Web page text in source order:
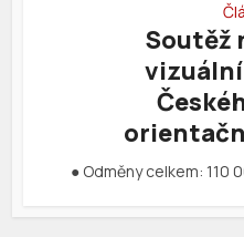
Soutěž
● Odměny celkem: 110